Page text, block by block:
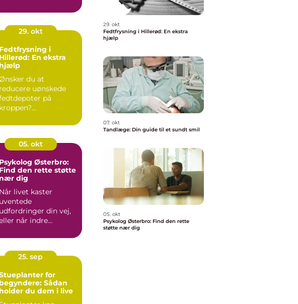
29. okt
Fedtfrysning i
Hillerød: En ekstra
hjælp
du at
reducere uønskede
på
kroppen?
05. okt
Psykolog Østerbro:
Find den rette støtte
nær dig
Når livet kaster
uventede
udfordringer din vej,
når indre
25. sep
for
begyndere: Sådan
holder du dem i live
29. okt
Fedtfrysning i Hillerød: En ekstra
hjælp
07. okt
Tandlæge: Din guide til et sundt smil
05. okt
Psykolog Østerbro: Find den rette
støtte nær dig